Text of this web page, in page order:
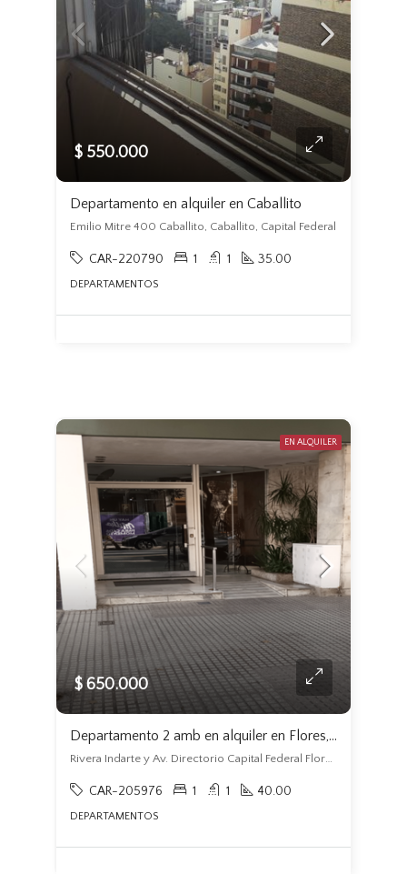
$ 550.000
Departamento en alquiler en Caballito
Emilio Mitre 400 Caballito, Caballito, Capital Federal
CAR-220790 1 1 35.00
DEPARTAMENTOS
EN ALQUILER
$ 650.000
Departamento 2 amb en alquiler en Flores, alquiler $650000 todo incluido , a 4 cuadras de Av. Rivadavia, Subte linea «A»
Rivera Indarte y Av. Directorio Capital Federal Flores, Alquiler $650000 todo incluido na, Flores, Capital Federal
CAR-205976 1 1 40.00
DEPARTAMENTOS